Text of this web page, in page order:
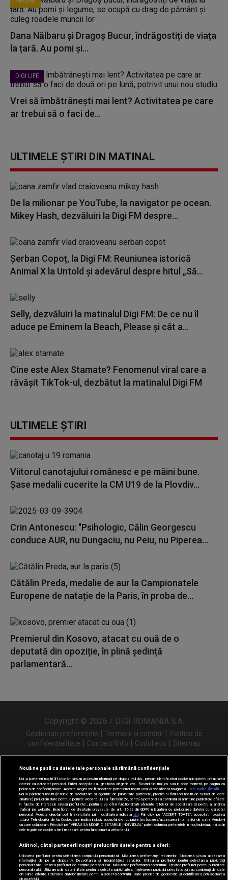
Dana Nălbaru și Dragoș Bucur, îndrăgostiți de viața
la țară. Au pomi și...
DIGI LIFE
Vrei să îmbătrânești mai lent? Activitatea pe care
ar trebui să o faci de...
ULTIMELE ȘTIRI DIN MATINAL
De la milionar pe YouTube, la navigator pe ocean.
Mikey Hash, dezvăluiri la Digi FM despre...
Șerban Copoț, la Digi FM: Reuniunea istorică
Animal X la Untold și adevărul despre hitul „Să...
Selly, dezvăluiri la matinalul Digi FM: De ce nu îl
aduce pe Eminem la Beach, Please și cât a...
Cine este Alex Stamate? Fenomenul viral care a
răvășit TikTok-ul, dezbătut la matinalul Digi FM
ULTIMELE ȘTIRI
Viitorul canotajului românesc e pe mâini bune.
Șase medalii cucerite la CM U19 de la Plovdiv...
Crin Antonescu: "Psihologic, Călin Georgescu
conduce AUR, nu Dungaciu, nu Peiu, nu Piperea...
Cătălin Preda, medalie de aur la Campionatele
Europene de natație de la Paris, în proba de...
Premierul din Kosovo, atacat cu ouă de o
deputată din opoziție, în plină ședință
parlamentară...
Copyright © 2026 / DIGI ROMANIA S.A.
Gestionați preferințele | Termeni și condiții | Politica de
confidențialitate | Contact/Info | Codul etic | Sitemap
Urmărește-ne și pe
Nouă ne pasă ca datele tale personale să rămână confidențiale
Noi și partenerii noștri31 stocăm și/sau accesăm informații pe dispozitivul dvs., precum identificatorii cookie unici pentru prelucrarea
datelor cu caracter personal. Puteți accepta sau gestiona alegerile dvs. făcând clic mai jos sau în orice moment, pe pagina cu
politica de confidențialitate. Aceste alegeri vor fi raportate partenerilor noștri și nu vă vor afecta navigarea.
Mai multe detalii
Noi si partenerii nostri (retelele de socializare si agentiile de publicitate partenere, precum si furnizorii nostri de servicii de date
analitice) prelucram date pentru a permite website-ului sa functioneze, pentru a personaliza continutul si anunturile publicitare afisate
in functie de interesele si/sau profilul dvs., pentru a va oferi functionalitati aferente retelelor de socializare si pentru a analiza
traficul pe website. Beneficiati de drepturile prevazute de art. 15-22 din GDPR in legatura cu prelucrarea datelor cu caracter
personal. Aceste drepturi pot fi exercitate prin modalitatea indicata aici. Prin click pe “ACCEPT TOATE”, acceptati folosirea
tuturor Tehnologiilor de tip Cookie, care implica inclusiv acceptul dvs. cu privire la stocarea/accesarea informatiilor de catre Vendor-ii
cu care colaboram. Prin click pe “VREAU SA MODIFIC SETARILE INDIVIDUAL” puteti schimba preferintele in mod individual, mai putin
cele legate de cookie strict necesare pentru functionarea website-ului.
Atât noi, cât și partenerii noștri prelucrăm datele pentru a oferi:
Utilizarea profilurilor pentru selectarea conținutului personalizat. Măsurarea performanței reclamelor. Stocarea și/sau accesarea
informațiilor de pe un dispozitiv. Dezvoltarea și îmbunătățirea serviciilor. Utilizarea profilurilor pentru selectarea publicității
personalizate. Crearea profilurilor de conținut personalizat. Măsurarea performanței conținutului. Crearea profilurilor pentru publicitate
personalizată. Utilizarea de date limitate pentru a selecta publicitatea. Înțelegerea publicului prin statistici sau combinații de date
din surse diferite. Utilizarea datelor limitate pentru a selecta conținutul. Date precise de geolocație și identificarea prin scanarea
dispozitivului.